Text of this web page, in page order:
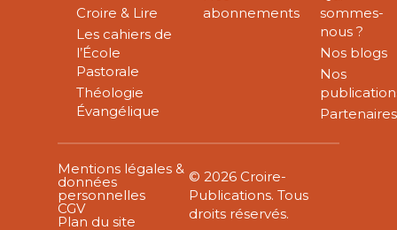
Croire & Lire
Les cahiers de
l’École
Pastorale
Théologie
Évangélique
abonnements
sommes-
nous ?
Nos blogs
Nos
Partenaires
Mentions légales &
données
personnelles
CGV
Plan du site
© 2026 Croire-
Publications. Tous
droits réservés.